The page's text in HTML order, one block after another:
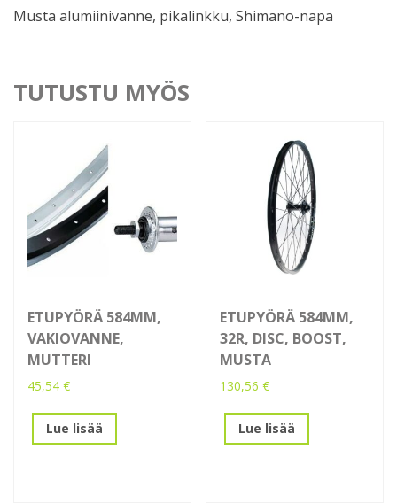
Musta alumiinivanne, pikalinkku, Shimano-napa
TUTUSTU MYÖS
ETUPYÖRÄ 584MM,
VAKIOVANNE,
MUTTERI
45,54 €
Lue lisää
ETUPYÖRÄ 584MM,
32R, DISC, BOOST,
MUSTA
130,56€
Lue lisää